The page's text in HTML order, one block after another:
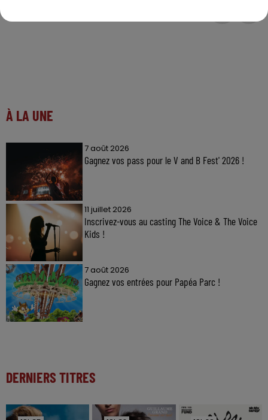
À LA UNE
7 août 2026
Gagnez vos pass pour le V and B Fest' 2026 !
11 juillet 2026
Inscrivez-vous au casting The Voice & The Voice
Kids !
7 août 2026
Gagnez vos entrées pour Papéa Parc !
DERNIERS TITRES